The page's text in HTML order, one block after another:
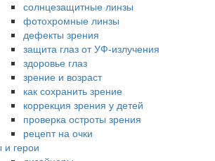
солнцезащитные линзы
фотохромные линзы
дефекты зрения
защита глаз от УФ-излучения
здоровье глаз
зрение и возраст
как сохранить зрение
коррекция зрения у детей
проверка остроты зрения
рецепт на очки
герои